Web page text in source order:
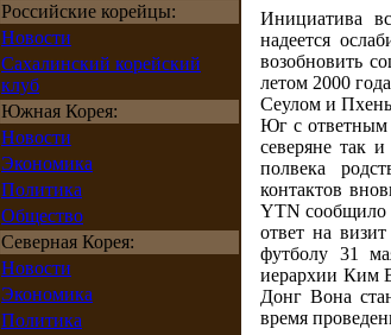
Российские корейцы:
Новости
Сахалинский корейский
клуб
Южная Корея:
Новости
Экономика
Политика
Общество
Северная Корея:
Новости
Экономика
Политика
Инициатива
надеется
возобновить
летом 2000
Сеулом и
Юг с ответным
северяне так
полвека
контактов
YTN сообщило
ответ на
футболу 31
иерархии Ким
Донг Вона
время